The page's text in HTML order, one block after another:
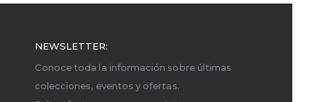
NEWSLETTER:
Conoce toda la información sobre últimas
colecciones, eventos y ofertas.